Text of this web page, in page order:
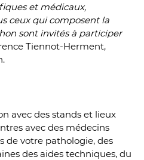
et médicaux,
ceux qui composent la
sont invités à participer
Tiennot-Herment,
avec des stands et lieux
avec des médecins
de votre pathologie, des
des aides techniques, du